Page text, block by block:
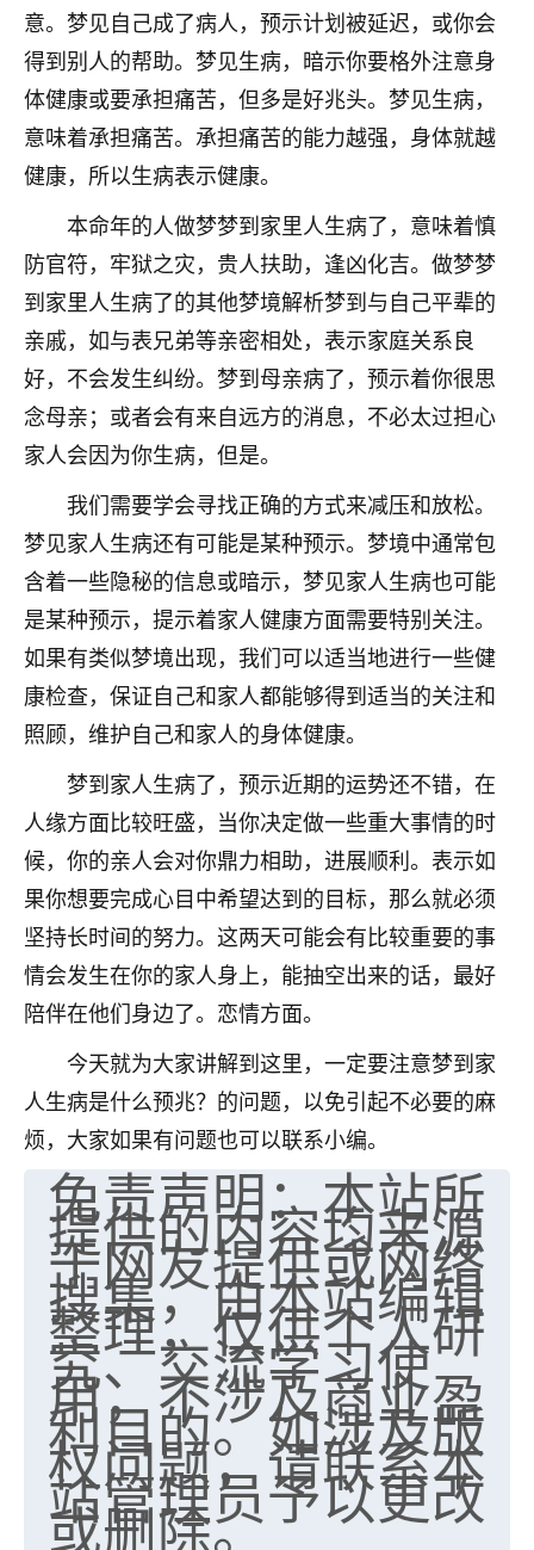
意。梦见自己成了病人，预示计划被延迟，或你会
得到别人的帮助。梦见生病，暗示你要格外注意身
体健康或要承担痛苦，但多是好兆头。梦见生病，
意味着承担痛苦。承担痛苦的能力越强，身体就越
健康，所以生病表示健康。
本命年的人做梦梦到家里人生病了，意味着慎
防官符，牢狱之灾，贵人扶助，逢凶化吉。做梦梦
到家里人生病了的其他梦境解析梦到与自己平辈的
亲戚，如与表兄弟等亲密相处，表示家庭关系良
好，不会发生纠纷。梦到母亲病了，预示着你很思
念母亲；或者会有来自远方的消息，不必太过担心
家人会因为你生病，但是。
我们需要学会寻找正确的方式来减压和放松。
梦见家人生病还有可能是某种预示。梦境中通常包
含着一些隐秘的信息或暗示，梦见家人生病也可能
是某种预示，提示着家人健康方面需要特别关注。
如果有类似梦境出现，我们可以适当地进行一些健
康检查，保证自己和家人都能够得到适当的关注和
照顾，维护自己和家人的身体健康。
梦到家人生病了，预示近期的运势还不错，在
人缘方面比较旺盛，当你决定做一些重大事情的时
候，你的亲人会对你鼎力相助，进展顺利。表示如
果你想要完成心目中希望达到的目标，那么就必须
坚持长时间的努力。这两天可能会有比较重要的事
情会发生在你的家人身上，能抽空出来的话，最好
陪伴在他们身边了。恋情方面。
今天就为大家讲解到这里，一定要注意梦到家
人生病是什么预兆？的问题，以免引起不必要的麻
烦，大家如果有问题也可以联系小编。
免责声明：本站所
提供的内容均来源
于网友提供或网络
搜集，由本站编辑
整理，仅供个人研
究、交流学习使
用，不涉及商业盈
利目的。如涉及版
权问题，请联系本
站管理员予以更改
或删除。
1天前 来自四川 9
金白水清
我也想找老师看看，有没有人给个联系方式的啊？
鹿森：慧来老师微信：gjsy0624
1天前 来自江西 12
青春168
我也想要，我也想要！
2天前 来自山西 15
Jessica李
老师做不做超度法事？我想给我奶奶做超度，她今年
刚去世了。
七零老顽童：我母亲前年离世，刚开始我经常
做梦梦见她，后来也是朋友介绍，找到慧来老
师，安排了超度法事，做梦再也没有梦到过
了，一开始是半信半疑的，图个心安，给亡母
超度，现在看来，人不信也不行。
2天前 来自云南 11
优秀的张同学
老师收徒吗？？我对这些很感兴趣
2天前 来自山西 15